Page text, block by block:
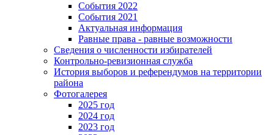
События 2022
События 2021
Актуальная информация
Равные права - равные возможности
Сведения о численности избирателей
Контрольно-ревизионная служба
История выборов и референдумов на территории
района
Фотогалерея
2025 год
2024 год
2023 год